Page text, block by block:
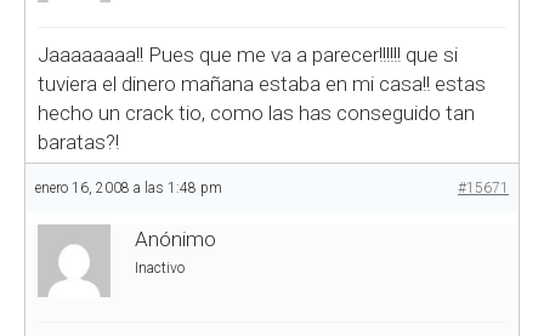
Jaaaaaaaa!! Pues que me va a parecer!!!!!! que si
tuviera el dinero mañana estaba en mi casa!! estas
hecho un crack tio, como las has conseguido tan
baratas?!
enero 16, 2008 a las 1:48 pm #15671
Anónimo
Inactivo